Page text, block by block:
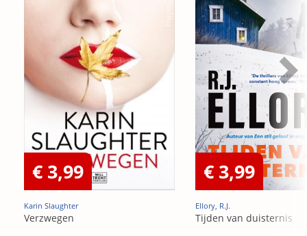
€ 3,99
Karin Slaughter
Verzwegen
€ 3,99
Ellory, R.J.
Tijden van duisternis